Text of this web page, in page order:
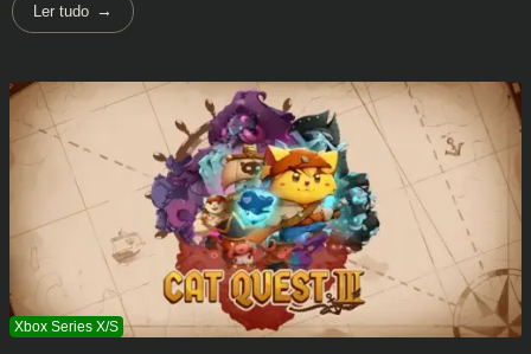
Ler tudo